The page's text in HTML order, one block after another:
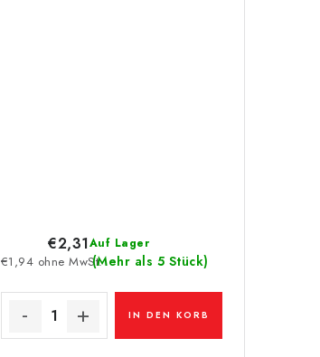
Auf Lager
(Mehr als 5 Stück)
€1,94 ohne MwSt.
€2,31
IN DEN KORB